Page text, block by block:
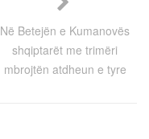
Në Betejën e Kumanovës
shqiptarët me trimëri
mbrojtën atdheun e tyre